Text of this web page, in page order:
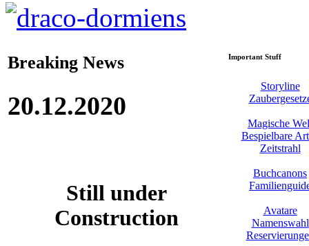
Breaking News
20.12.2020
Still under
Construction
Important Stuff
Storyline
Magische
Bespielbare
Zeitstrahl
Buchcanons
Avatare
Namenswahl